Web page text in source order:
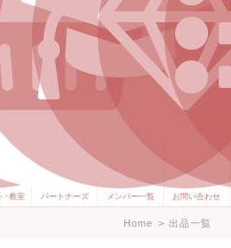
･教室 パートナーズ メンバー一覧 お問い合わせ
Home > 出品一覧